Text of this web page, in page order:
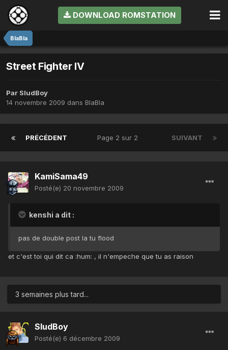
DOWNLOAD ROMSTATION
BlaBla
Street Fighter IV
Par SludBoy
14 novembre 2009 dans BlaBla
PRÉCÉDENT SUIVANT
Page 2 sur 2
KamiSama49
Posté(e) 20 novembre 2009
kenshi a dit :
pas de double post la tu flood
et c'est toi qui dit ca :hum: , il n'empeche que tu as raison
3 semaines plus tard...
SludBoy
Posté(e) 6 décembre 2009